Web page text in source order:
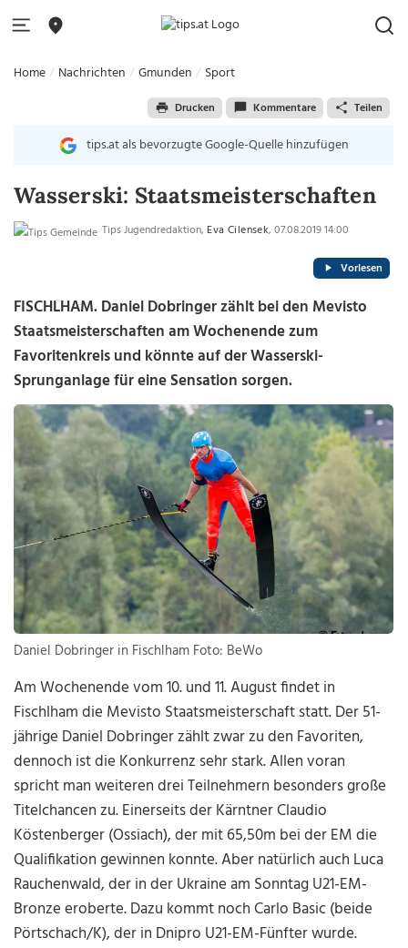
Home Nachrichten Gmunden Sport
Drucken Kommentare Teilen
tips.at als bevorzugte Google-Quelle hinzufügen
Wasserski: Staatsmeisterschaften
Tips Jugendredaktion, Eva Cilensek, 07.08.2019 14:00
Vorlesen
FISCHLHAM. Daniel Dobringer zählt bei den Mevisto
Staatsmeisterschaften am Wochenende zum
Favoritenkreis und könnte auf der Wasserski-
Sprunganlage für eine Sensation sorgen.
Daniel Dobringer in Fischlham Foto: BeWo
Am Wochenende vom 10. und 11. August findet in
Fischlham die Mevisto Staatsmeisterschaft statt. Der 51-
jährige Daniel Dobringer zählt zwar zu den Favoriten,
dennoch ist die Konkurrenz sehr stark. Allen voran
spricht man weiteren drei Teilnehmern besonders große
Titelchancen zu. Einerseits der Kärntner Claudio
Köstenberger (Ossiach), der mit 65,50m bei der EM die
Qualifikation gewinnen konnte. Aber natürlich auch Luca
Rauchenwald, der in der Ukraine am Sonntag U21-EM-
Bronze eroberte. Dazu kommt noch Carlo Basic (beide
Pörtschach/K), der in Dnipro U21-EM-Fünfter wurde.